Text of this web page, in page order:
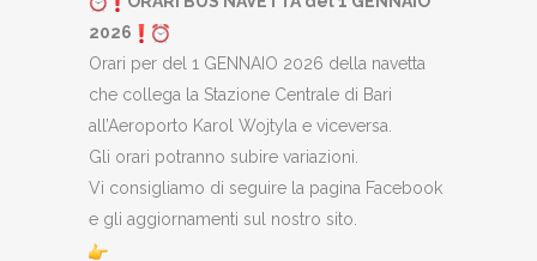
2026
Orari per del 1 GENNAIO 2026 della navetta
che collega la Stazione Centrale di Bari
all’Aeroporto Karol Wojtyla e viceversa.
Gli orari potranno subire variazioni.
Vi consigliamo di seguire la pagina Facebook
e gli aggiornamenti sul nostro sito.